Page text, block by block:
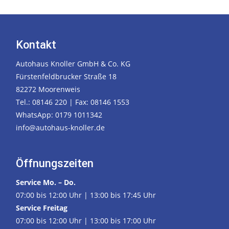
Kontakt
Autohaus Knoller GmbH & Co. KG
Fürstenfeldbrucker Straße 18
82272 Moorenweis
Tel.: 08146 220 | Fax: 08146 1553
WhatsApp: 0179 1011342
info@autohaus-knoller.de
Öffnungszeiten
Service Mo. – Do.
07:00 bis 12:00 Uhr | 13:00 bis 17:45 Uhr
Service Freitag
07:00 bis 12:00 Uhr | 13:00 bis 17:00 Uhr